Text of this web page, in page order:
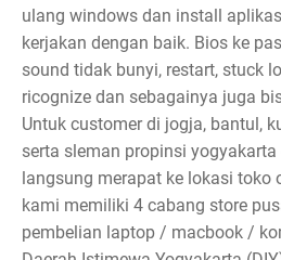
ulang windows dan install
kerjakan dengan baik. Bios ke
sound tidak bunyi, restart, stuck
ricognize dan sebagainya juga
Untuk customer di jogja, bantul,
serta sleman propinsi
langsung merapat ke lokasi toko
kami memiliki 4 cabang store
pembelian laptop / macbook /